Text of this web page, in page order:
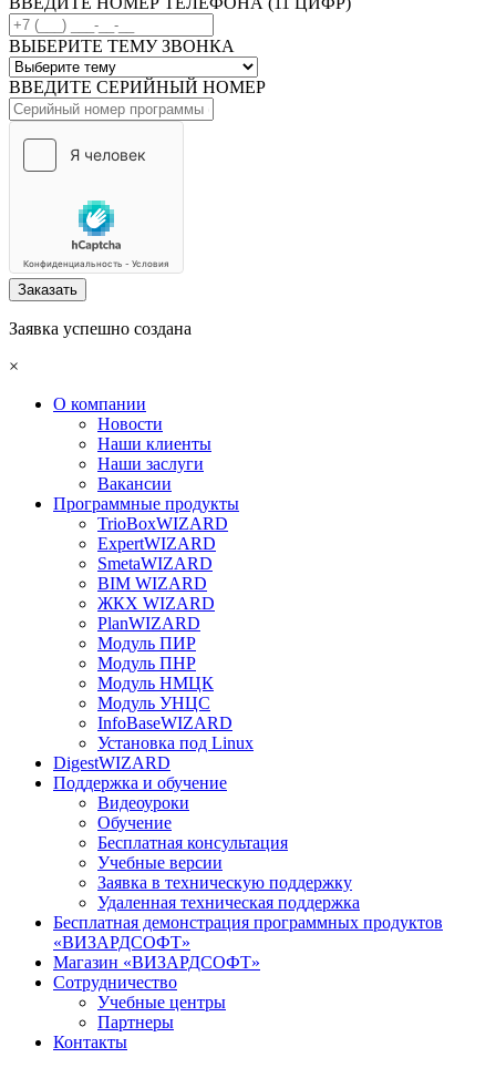
ВЫБЕРИТЕ ТЕМУ ЗВОНКА
ВВЕДИТЕ СЕРИЙНЫЙ НОМЕР
Заказать
Заявка успешно создана
×
О компании
Новости
Наши клиенты
Наши заслуги
Вакансии
Программные продукты
TrioBoxWIZARD
ExpertWIZARD
SmetaWIZARD
BIM WIZARD
ЖКХ WIZARD
PlanWIZARD
Модуль ПИР
Модуль ПНР
Модуль НМЦК
Модуль УНЦС
InfoBaseWIZARD
Установка под Linux
DigestWIZARD
Поддержка и обучение
Видеоуроки
Обучение
Бесплатная консультация
Учебные версии
Заявка в техническую поддержку
Удаленная техническая поддержка
Бесплатная демонстрация программных продуктов
«ВИЗАРДСОФТ»
Магазин «ВИЗАРДСОФТ»
Сотрудничество
Учебные центры
Партнеры
Контакты